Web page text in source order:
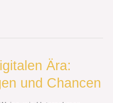
Ära:
und Chancen